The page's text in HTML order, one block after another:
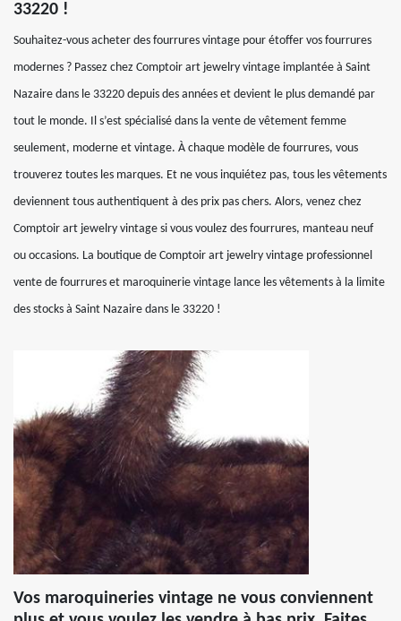
33220 !
Souhaitez-vous acheter des fourrures vintage pour étoffer vos fourrures
modernes ? Passez chez Comptoir art jewelry vintage implantée à Saint
Nazaire dans le 33220 depuis des années et devient le plus demandé par
tout le monde. Il s’est spécialisé dans la vente de vêtement femme
seulement, moderne et vintage. À chaque modèle de fourrures, vous
trouverez toutes les marques. Et ne vous inquiétez pas, tous les vêtements
deviennent tous authentiquent à des prix pas chers. Alors, venez chez
Comptoir art jewelry vintage si vous voulez des fourrures, manteau neuf
ou occasions. La boutique de Comptoir art jewelry vintage professionnel
vente de fourrures et maroquinerie vintage lance les vêtements à la limite
des stocks à Saint Nazaire dans le 33220 !
Vos maroquineries vintage ne vous conviennent